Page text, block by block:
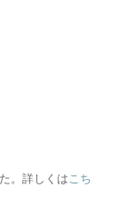
。詳しくはこち